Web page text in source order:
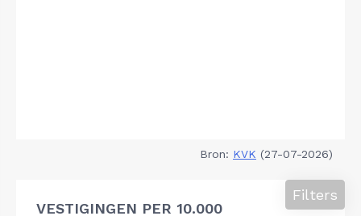
Bron: KVK (27-07-2026)
VESTIGINGEN PER 10.000
Filters